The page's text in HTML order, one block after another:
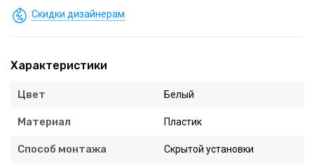
Скидки дизайнерам
Характеристики
Цвет Белый
Материал Пластик
Способ монтажа Скрытой установки